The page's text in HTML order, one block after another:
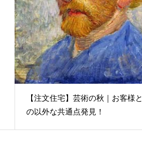
【注文住宅】芸術の秋｜お客様と
の以外な共通点発見！